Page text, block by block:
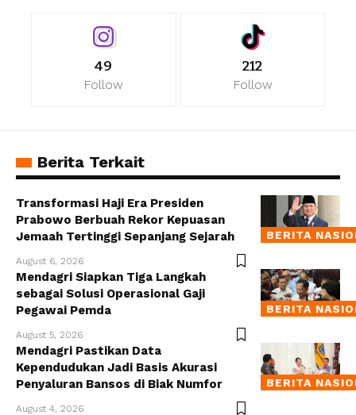
49
Follow
212
Follow
Berita Terkait
BERITA
Transformasi Haji Era Presiden
Prabowo Berbuah Rekor Kepuasan
Jemaah Tertinggi Sepanjang Sejarah
August 6, 2026
BERITA
Mendagri Siapkan Tiga Langkah
sebagai Solusi Operasional Gaji
Pegawai Pemda
August 5, 2026
BERITA
Mendagri Pastikan Data
Kependudukan Jadi Basis Akurasi
Penyaluran Bansos di Biak Numfor
August 4, 2026